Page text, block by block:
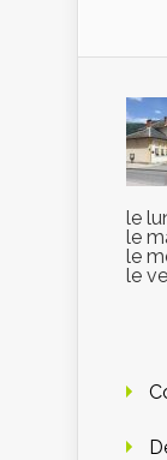
le
le
le
le